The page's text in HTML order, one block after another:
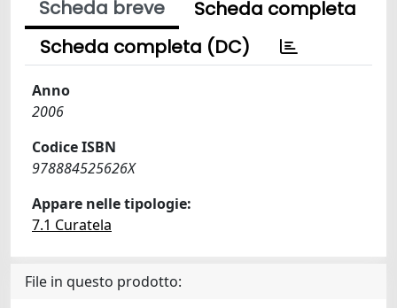
Scheda breve
Scheda completa
Scheda completa (DC)
Anno
2006
Codice ISBN
978884525626X
Appare nelle tipologie:
7.1 Curatela
File in questo prodotto: